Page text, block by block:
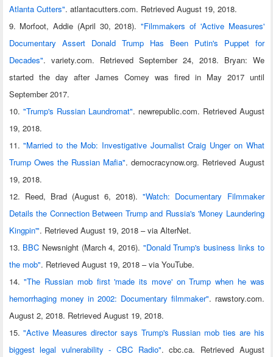
Atlanta Cutters". atlantacutters.com. Retrieved August 19, 2018.
9. Morfoot, Addie (April 30, 2018)."Filmmakers of 'Active Measures'
Documentary Assert Donald Trump Has Been Putin's Puppet for
Decades". variety.com. Retrieved September 24, 2018. Bryan: We
started the day after James Comey was fired in May 2017 until
September 2017.
10. "Trump's Russian Laundromat". newrepublic.com. Retrieved August
19, 2018.
11."Married to the Mob: Investigative Journalist Craig Unger on What
Trump Owes the Russian Mafia". democracynow.org. Retrieved August
19, 2018.
12. Reed, Brad (August 6, 2018)."Watch: Documentary Filmmaker
Details the Connection Between Trump and Russia's 'Money Laundering
Kingpin'". Retrieved August 19, 2018 – via AlterNet.
13. BBC Newsnight (March 4, 2016). "Donald Trump's business links to
the mob". Retrieved August 19, 2018 – via YouTube.
14."The Russian mob first 'made its move' on Trump when he was
hemorrhaging money in 2002: Documentary filmmaker". rawstory.com.
August 2, 2018. Retrieved August 19, 2018.
15."Active Measures director says Trump's Russian mob ties are his
biggest legal vulnerability - CBC Radio". cbc.ca. Retrieved August